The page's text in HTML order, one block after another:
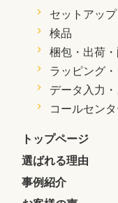
セットアッ
検品
梱包・出荷
ラッピング
データ入力
コールセン
トップページ
選ばれる理由
事例紹介